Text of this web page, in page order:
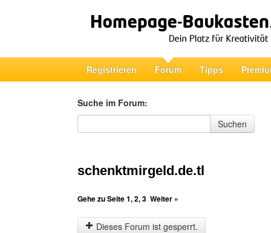
Registrieren Forum Tipps
Suche im Forum:
Suche im Forum
Suchen
schenktmirgeld.de.tl
Gehe zu Seite1,2,3 Weiter »
Dieses Forum ist gesperrt.